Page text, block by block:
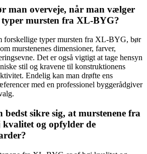
man overveje, når man vælger
typer mursten fra XL-BYG?
forskellige typer mursten fra XL-BYG, bør
murstenenes dimensioner, farver,
Det er også vigtigt at tage hensyn
stil og kravene til konstruktionens
Endelig kan man drøfte ens
med en professionel byggerådgiver
sikre sig, at murstenene fra
og opfylder de